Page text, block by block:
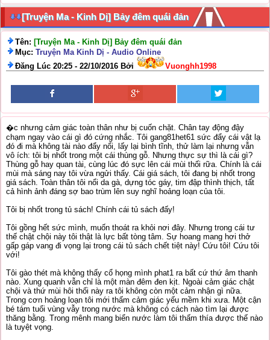
[Truyện Ma - Kinh Dị] Bảy đêm quái đản
Tên: [Truyện Ma - Kinh Dị] Bảy đêm quái đản
Mục: Truyện Ma Kinh Dị - Audio Online
Đăng Lúc 20:25 - 22/10/2016 Bởi
Vuonghh1998
�c nhưng cảm giác toàn thân như bị cuốn chặt. Chân tay động đậy
chạm ngay vào cái gì đó cứng nhắc. Tôi gang81het61 sức đẩy cái vật lạ
đó đi mà không tài nào đẩy nổi, lấy lại bình tĩnh, thử làm lại nhưng vẫn
vô ích: tôi bị nhốt trong một cái thùng gỗ. Nhưng thực sự thì là cái gì?
Thùng gỗ hay quan tài, cùng lúc đó sực lên cái mùi thối rữa. Chính là cái
mùi mà sáng nay tôi vừa ngửi thấy. Cái giá sách, tôi đang bị nhốt trong
giá sách. Toàn thân tôi nổi da gà, dựng tóc gáy, tim đập thình thịch, tất
cả hình ảnh đáng sợ bao trùm lên suy nghĩ hoảng loạn của tôi.
Tôi bị nhốt trong tủ sách! Chính cái tủ sách đấy!
Tôi gồng hết sức mình, muốn thoát ra khỏi nơi đây. Nhưng trong cái tư
thế chật chội này tôi thật là lực bất tòng tâm. Sự hoang mang hơi thở
gấp gáp vang đi vọng lại trong cái tủ sách chết tiệt này! Cứu tôi! Cứu tôi
với!
Tôi gào thét mà không thấy cổ họng mình phat1 ra bất cứ thứ âm thanh
nào. Xung quanh vẫn chỉ là một màn đêm đen kịt. Ngoài cảm giác chật
chội và thứ mùi hôi thối này ra tôi không còn một cảm nhận gì nữa.
Trong cơn hoảng loạn tôi mới thấm cảm giác yếu mềm khi xưa. Một cận
bé tám tuổi vùng vẫy trong nước mà không có cách nào tìm lại được
thăng bằng. Trong mênh mang biển nước làm tôi thấm thía được thế nào
là tuyệt vọng.